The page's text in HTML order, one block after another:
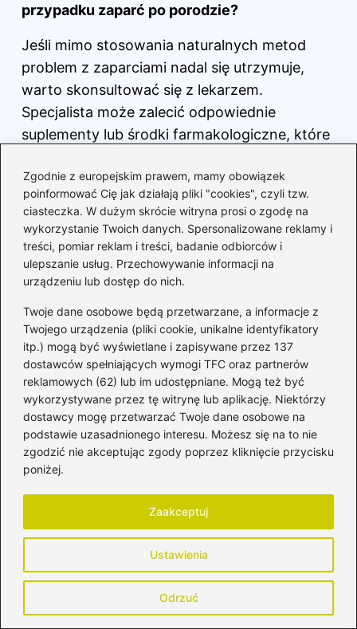
Zgodnie z europejskim prawem, mamy obowiązek
poinformować Cię jak działają pliki "cookies", czyli tzw.
ciasteczka. W dużym skrócie witryna prosi o zgodę na
wykorzystanie Twoich danych. Spersonalizowane reklamy i
treści, pomiar reklam i treści, badanie odbiorców i
ulepszanie usług. Przechowywanie informacji na
urządzeniu lub dostęp do nich.
Twoje dane osobowe będą przetwarzane, a informacje z
Twojego urządzenia (pliki cookie, unikalne identyfikatory
itp.) mogą być wyświetlane i zapisywane przez 137
dostawców spełniających wymogi TFC oraz partnerów
reklamowych (62) lub im udostępniane. Mogą też być
wykorzystywane przez tę witrynę lub aplikację. Niektórzy
dostawcy mogę przetwarzać Twoje dane osobowe na
podstawie uzasadnionego interesu. Możesz się na to nie
zgodzić nie akceptując zgody poprzez kliknięcie przycisku
poniżej.
Ustawienia
Odrzuć
Zaakceptuj
przypadku zaparć po porodzie?
Jeśli mimo stosowania naturalnych metod
problem z zaparciami nadal się utrzymuje,
warto skonsultować się z lekarzem.
Specjalista może zalecić odpowiednie
suplementy lub środki farmakologiczne, które
Jak stres wpływa na problemy ze stolcem po
porodzie?
Stres po porodzie może prowadzić do
problemów z wypróżnieniem, ponieważ
nie sprzyja relaksacji jelit. W wyniku tego wiele
kobiet wstrzymuje potrzebę wypróżnienia, co
z kolei pogłębia problem zaparć.
Powiązane wpisy:
Skuteczne metody na walkę z
pleśniawkami w ciąży – co warto
wiedzieć?
Czy groszek konserwowy jest
bezpieczny podczas karmienia piersią?
Miód a karmienie piersią – jak delikatne
słodycze wpływają na podejście do